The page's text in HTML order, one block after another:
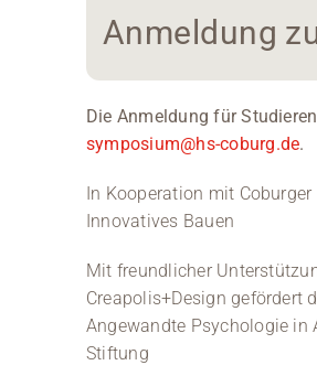
Anmeldung
Die Anmeldung für
symposium@hs-coburg.de.
In Kooperation mit
Innovatives Bauen
Mit freundlicher
Creapolis+Design gefördert
Angewandte Psychologie in
Stiftung